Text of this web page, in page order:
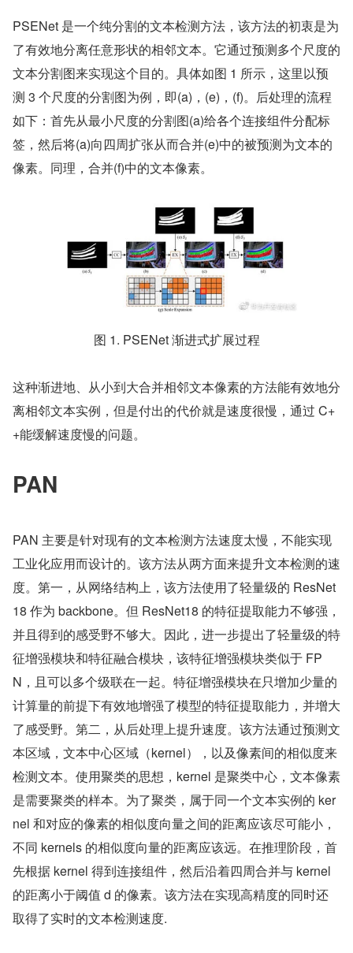
PSENet 是一个纯分割的文本检测方法，该方法的初衷是为
了有效地分离任意形状的相邻文本。它通过预测多个尺度的
文本分割图来实现这个目的。具体如图 1 所示，这里以预
测 3 个尺度的分割图为例，即(a)，(e)，(f)。后处理的流程
如下：首先从最小尺度的分割图(a)给各个连接组件分配标
签，然后将(a)向四周扩张从而合并(e)中的被预测为文本的
像素。同理，合并(f)中的文本像素。
图 1. PSENet 渐进式扩展过程
这种渐进地、从小到大合并相邻文本像素的方法能有效地分
离相邻文本实例，但是付出的代价就是速度很慢，通过 C+
+能缓解速度慢的问题。
PAN
PAN 主要是针对现有的文本检测方法速度太慢，不能实现
工业化应用而设计的。该方法从两方面来提升文本检测的速
度。第一，从网络结构上，该方法使用了轻量级的 ResNet
18 作为 backbone。但 ResNet18 的特征提取能力不够强，
并且得到的感受野不够大。因此，进一步提出了轻量级的特
征增强模块和特征融合模块，该特征增强模块类似于 FP
N，且可以多个级联在一起。特征增强模块在只增加少量的
计算量的前提下有效地增强了模型的特征提取能力，并增大
了感受野。第二，从后处理上提升速度。该方法通过预测文
本区域，文本中心区域（kernel），以及像素间的相似度来
检测文本。使用聚类的思想，kernel 是聚类中心，文本像素
是需要聚类的样本。为了聚类，属于同一个文本实例的 ker
nel 和对应的像素的相似度向量之间的距离应该尽可能小，
不同 kernels 的相似度向量的距离应该远。在推理阶段，首
先根据 kernel 得到连接组件，然后沿着四周合并与 kernel
的距离小于阈值 d 的像素。该方法在实现高精度的同时还
取得了实时的文本检测速度.